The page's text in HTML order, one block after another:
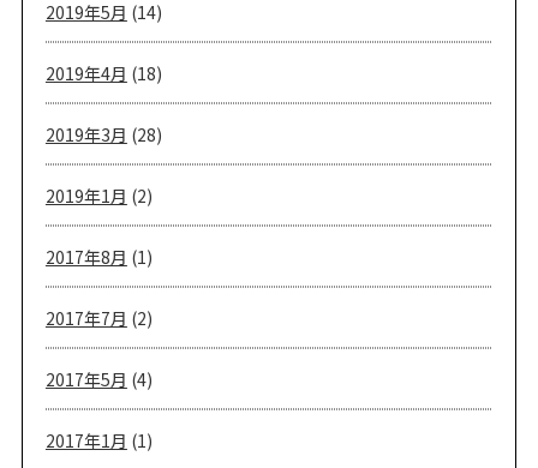
2019年5月 (14)
2019年4月 (18)
2019年3月 (28)
2019年1月 (2)
2017年8月 (1)
2017年7月 (2)
2017年5月 (4)
2017年1月 (1)